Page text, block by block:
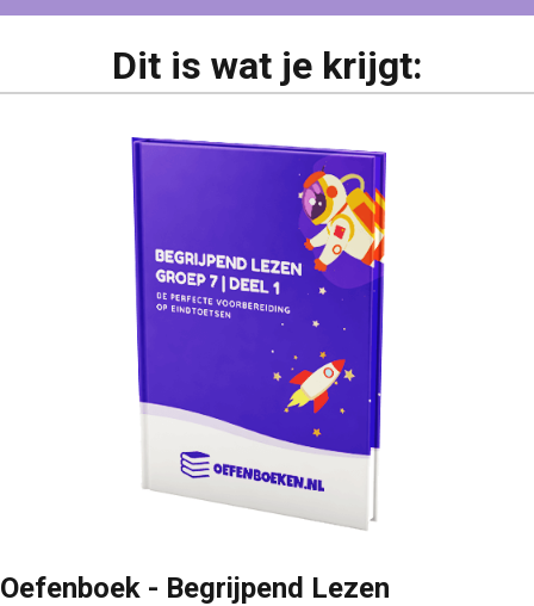
Dit is wat je krijgt:
Oefenboek - Begrijpend Lezen